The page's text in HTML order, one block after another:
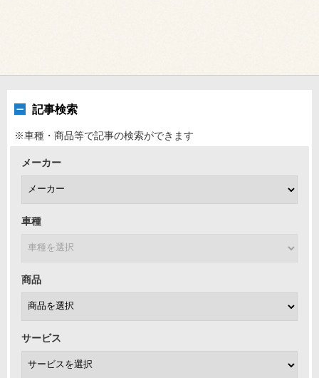
記事検索
※車種・商品等で記事の検索ができます
メーカー
車種
商品
サービス